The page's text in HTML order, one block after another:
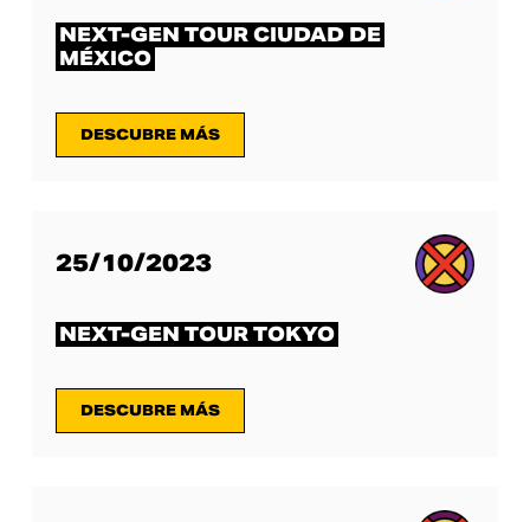
NEXT-GEN TOUR CIUDAD DE
MÉXICO
DESCUBRE MÁS
25/10/2023
NEXT-GEN TOUR TOKYO
DESCUBRE MÁS